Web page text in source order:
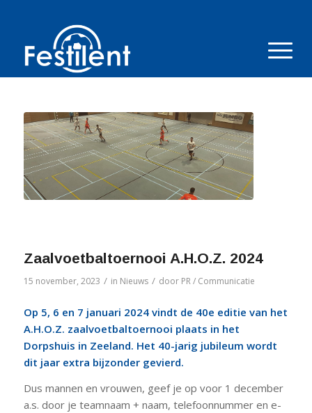
Zaalvoetbaltoernooi A.H.O.Z. 2024
15 november, 2023 / in Nieuws / door PR / Communicatie
Op 5, 6 en 7 januari 2024 vindt de 40e editie van het
A.H.O.Z. zaalvoetbaltoernooi plaats in het
Dorpshuis in Zeeland. Het 40-jarig jubileum wordt
dit jaar extra bijzonder gevierd.
Dus mannen en vrouwen, geef je op voor 1 december
a.s. door je teamnaam + naam, telefoonnummer en e-